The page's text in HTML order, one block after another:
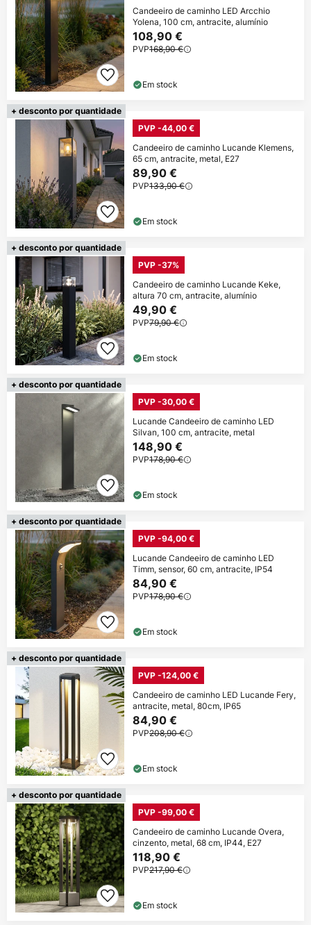
Candeeiro de caminho LED Arcchio
Yolena, 100 cm, antracite, alumínio
108,90 €
PVP168,90 €
Em stock
+ desconto por quantidade
PVP -44,00 €
Candeeiro de caminho Lucande Klemens,
65 cm, antracite, metal, E27
89,90 €
PVP133,90 €
Em stock
+ desconto por quantidade
PVP -37%
Candeeiro de caminho Lucande Keke,
altura 70 cm, antracite, alumínio
49,90 €
PVP79,90 €
Em stock
+ desconto por quantidade
PVP -30,00 €
Lucande Candeeiro de caminho LED
Silvan, 100 cm, antracite, metal
148,90 €
PVP178,90 €
Em stock
+ desconto por quantidade
PVP -94,00 €
Lucande Candeeiro de caminho LED
Timm, sensor, 60 cm, antracite, IP54
84,90 €
PVP178,90 €
Em stock
+ desconto por quantidade
PVP -124,00 €
Candeeiro de caminho LED Lucande Fery,
antracite, metal, 80cm, IP65
84,90 €
PVP208,90 €
Em stock
+ desconto por quantidade
PVP -99,00 €
Candeeiro de caminho Lucande Overa,
cinzento, metal, 68 cm, IP44, E27
118,90 €
PVP217,90 €
Em stock